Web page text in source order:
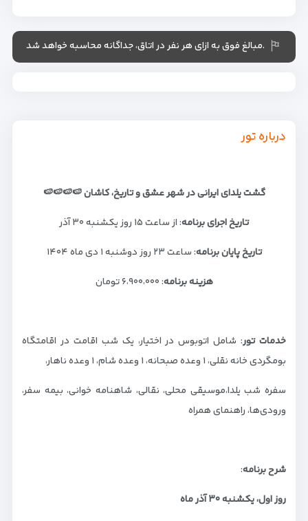
.مبالغ فوق به ازای هر نفر در اتاق، جداگانه محاسبه خواهد شد
درباره تور
گشتیلدای ایرانی در شهر عشق و تاریخ، کاشان🍉🍉🍉🍉
تاریخ اجرای برنامه: از ساعت ۱۵ روز یکشنبه ۳۰ آذر
تاریخ پایان برنامه: ساعت ۲۳ روز دوشنبه ۱ دی ماه ۱۴۰۴
هزینه برنامه: ۶،۹۰۰،۰۰۰ تومان
خدمات تور: شامل اتوبوس در اختیار، یک شب اقامت در اقامتگاه
بومگردی خانه نقلی، ۱ وعده صبحانه، ۱ وعده شام، ۱ وعده ناهار،
سفره شب یلدا،موسیقی محلی، نقالی، شاهنامه خوانی، بیمه سفر،
ورودی‌ها، راهنمای همراه
شرح برنامه:
روز اول، یکشنبه۳۰آذر ماه